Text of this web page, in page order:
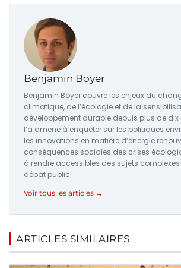
Benjamin Boyer
Benjamin Boyer couvre les enjeux du
climatique, de l’écologie et de la
développement durable depuis plus de dix
l’a amené à enquêter sur les politiques
les innovations en matière d’énergie
conséquences sociales des crises
à rendre accessibles des sujets
débat public.
Voir tous les articles →
ARTICLES SIMILAIRES